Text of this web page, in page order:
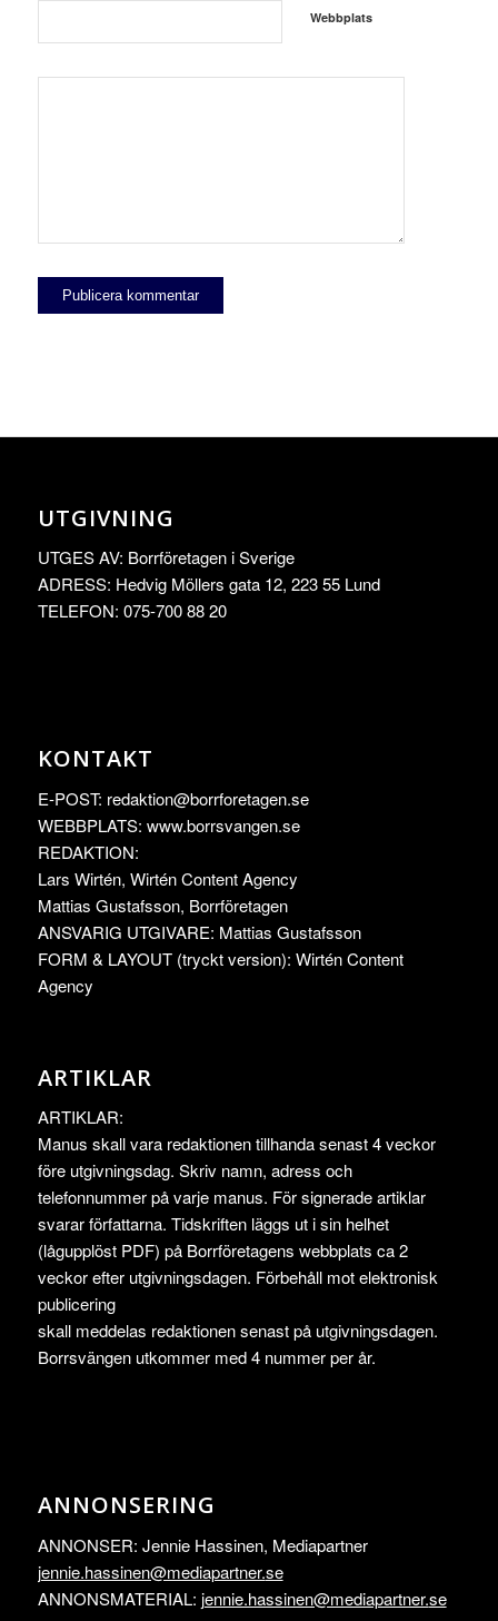
Webbplats
UTGIVNING
UTGES AV: Borrföretagen i Sverige
ADRESS: Hedvig Möllers gata 12, 223 55 Lund
TELEFON: 075-700 88 20
KONTAKT
E-POST: redaktion@borrforetagen.se
WEBBPLATS: www.borrsvangen.se
REDAKTION:
Lars Wirtén, Wirtén Content Agency
Mattias Gustafsson, Borrföretagen
ANSVARIG UTGIVARE: Mattias Gustafsson
FORM & LAYOUT (tryckt version): Wirtén Content
Agency
ARTIKLAR
ARTIKLAR:
Manus skall vara redaktionen tillhanda senast 4 veckor
före utgivningsdag. Skriv namn, adress och
telefonnummer på varje manus. För signerade artiklar
svarar författarna. Tidskriften läggs ut i sin helhet
(lågupplöst PDF) på Borrföretagens webbplats ca 2
veckor efter utgivningsdagen. Förbehåll mot elektronisk
publicering
skall meddelas redaktionen senast på utgivningsdagen.
Borrsvängen utkommer med 4 nummer per år.
ANNONSERING
ANNONSER: Jennie Hassinen, Mediapartner
jennie.hassinen@mediapartner.se
ANNONSMATERIAL: jennie.hassinen@mediapartner.se